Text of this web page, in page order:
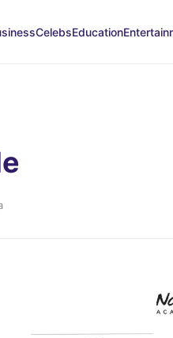
CelebsEducation